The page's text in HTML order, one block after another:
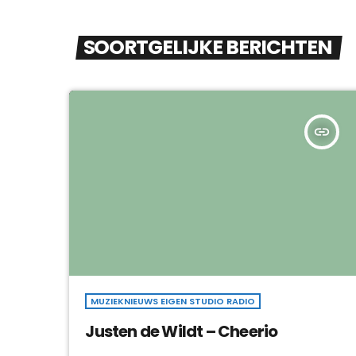
SOORTGELIJKE BERICHTEN
insert_link
MUZIEKNIEUWS EIGEN STUDIO RADIO
Justen de Wildt – Cheerio